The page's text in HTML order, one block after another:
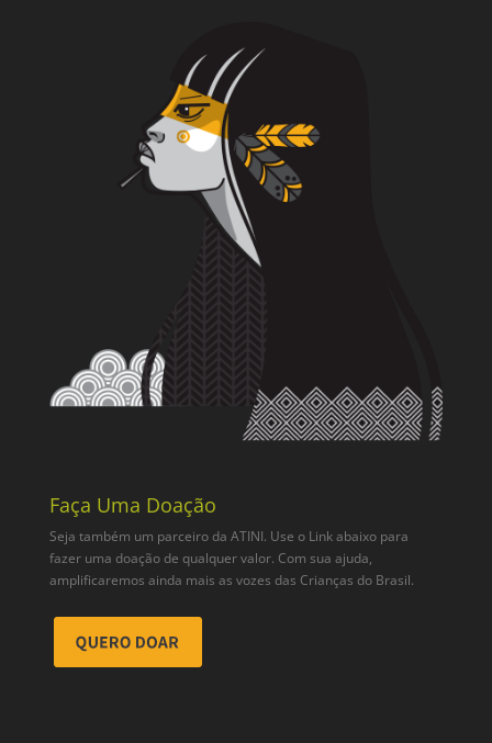
Faça Uma Doação
Seja também um parceiro da ATINI. Use o Link abaixo para
fazer uma doação de qualquer valor. Com sua ajuda,
amplificaremos ainda mais as vozes das Crianças do Brasil.